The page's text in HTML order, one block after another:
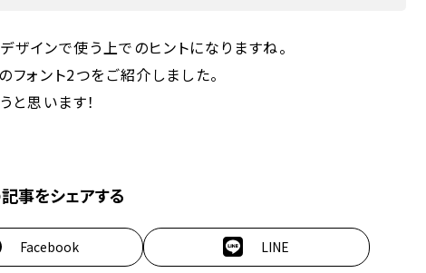
ザインで使う上でのヒントになりますね。
ォント2つをご紹介しました。
思います！
事をシェアする
Facebook LINE